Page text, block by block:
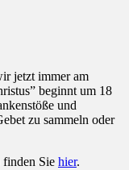
jetzt immer am
beginnt um 18
und
zu sammeln oder
finden Sie hier.